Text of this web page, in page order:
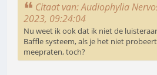
Citaat van: Audiophylia
2023, 09:24:04
Nu weet ik ook dat ik niet de
Baffle systeem, als je het niet
meepraten, toch?